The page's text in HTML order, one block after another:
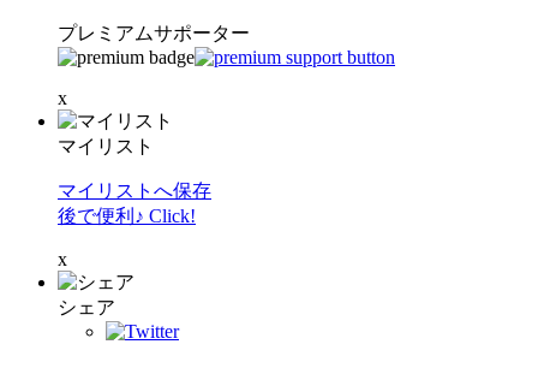
プレミアムサポーター
x
マイリスト
マイリストへ保存
後で便利♪ Click!
x
シェア